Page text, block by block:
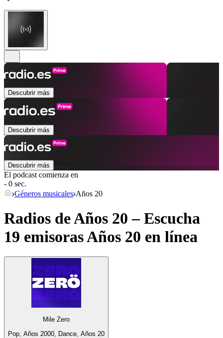
Descubrir más
Descubrir más
Descubrir más
El podcast comienza en
- 0 sec.
Géneros musicales Años 20
Radios de Años 20 – Escucha
19 emisorasAños 20 en línea
Mile Zero
Pop, Años 2000, Dance, Años 20